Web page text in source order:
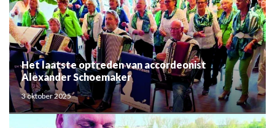
Het laatste optreden van accordeonist
Alexander Schoemaker
3 oktober 2025